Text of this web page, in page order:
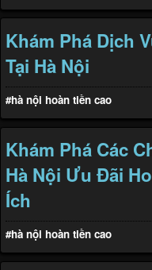
Khám Phá Dịch
Tại Hà Nội
#hà nội hoàn tiền cao
Khám Phá Các
Hà Nội Ưu Đãi
Ích
#hà nội hoàn tiền cao